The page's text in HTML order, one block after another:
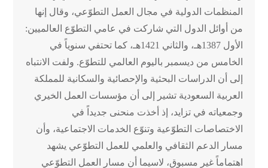
المنظمات الدولية في مجال العمل التطوّعي، وقال إنها
من أوائل الدول التي شاركت في عامي التطوّع العالميين:
الأول 1387هـ، والثاني 1421هـ، كما تحتفي سنوياً في
الخامس من ديسمبر باليوم العالمي للتطوّع. ولفت الانتباه
إلى أن الدراسات البحثية والإحصائية والسكانية للمملكة
العربية السعودية تشير إلى أن مؤسسات العمل الخيري
وجمعياته في تزايد، إذ أخذت منحنى جديداً في
الاختصاصات التطوّعية وتنوّع الخدمات الاجتماعية، وأن
مسار الدعم الثقافي والعلمي للعمل التطوّعي يشهد
اهتماماً غير مسبوق، لاسيما أن مسار العمل التطوّعي